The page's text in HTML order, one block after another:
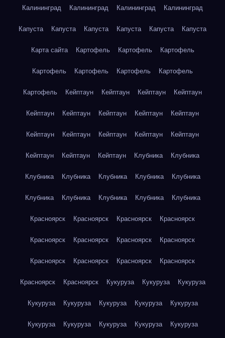
Калининград Калининград Калининград Калининград
Капуста Капуста Капуста Капуста Капуста Капуста
Карта сайта Картофель Картофель Картофель
Картофель Картофель Картофель Картофель
Картофель Кейптаун Кейптаун Кейптаун Кейптаун
Кейптаун Кейптаун Кейптаун Кейптаун Кейптаун
Кейптаун Кейптаун Кейптаун Кейптаун Кейптаун
Кейптаун Кейптаун Кейптаун Клубника Клубника
Клубника Клубника Клубника Клубника Клубника
Клубника Клубника Клубника Клубника Клубника
Красноярск Красноярск Красноярск Красноярск
Красноярск Красноярск Красноярск Красноярск
Красноярск Красноярск Красноярск Красноярск
Красноярск Красноярск Кукуруза Кукуруза Кукуруза
Кукуруза Кукуруза Кукуруза Кукуруза Кукуруза
Кукуруза Кукуруза Кукуруза Кукуруза Кукуруза